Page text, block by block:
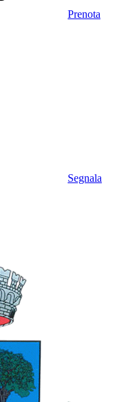
Prenota
Segnala